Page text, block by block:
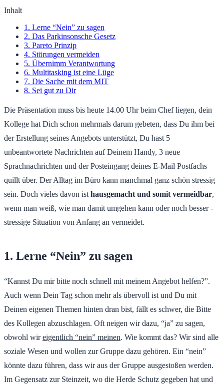
Inhalt
1. Lerne “Nein” zu sagen
2. Das Parkinsonsche Gesetz
3. Pareto Prinzip
4. Störungen vermeiden
5. Übernimm Verantwortung
6. Multitasking ist eine Lüge
7. Die Sache mit dem MIT
8. Sei gut zu Dir
Die Präsentation muss bis heute 14.00 Uhr beim Chef liegen, dein
Kollege hat Dich schon mehrmals darum gebeten, dass Du ihm bei
der Erstellung seines Angebots unterstützt, Du hast 5
unbeantwortete Nachrichten auf Deinem Handy, 3 neue
Sprachnachrichten und der Posteingang deines E-Mail Postfachs
quillt über. Der Alltag im Büro kann manchmal ganz schön stressig
sein. Doch vieles davon ist hausgemacht und somit vermeidbar,
wenn man weiß, wie man damit umgehen kann oder noch besser -
stressige Situation von Anfang an vermeidet.
1. Lerne “Nein” zu sagen
“Kannst Du mir bitte noch schnell mit meinem Angebot helfen?”.
Auch wenn Dein Tag schon mehr als übervoll ist und Du mit
Deinen eigenen Themen hinten dran bist, fällt es schwer, die Bitte
des Kollegen abzuschlagen. Oft neigen wir dazu, “ja” zu sagen,
obwohl wireigentlich “nein” meinen. Wie kommt das? Wir sind alle
soziale Wesen und wollen zur Gruppe dazu gehören. Ein “nein”
könnte dazu führen, dass wir aus der Gruppe ausgestoßen werden.
Im Gegensatz zur Steinzeit, wo die Herde Schutz gegeben hat und